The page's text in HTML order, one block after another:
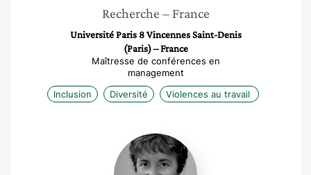
Recherche – France
Université Paris 8 Vincennes Saint-Denis
(Paris) – France
Maîtresse de conférences en
management
Inclusion
Diversité Violences au travail
Catherine
Bonneville-
Morawski